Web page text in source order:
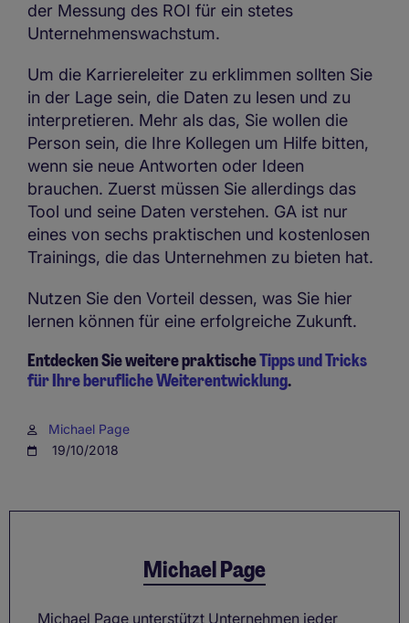
der Messung des ROI für ein stetes
Unternehmenswachstum.
Um die Karriereleiter zu erklimmen sollten Sie
in der Lage sein, die Daten zu lesen und zu
interpretieren. Mehr als das, Sie wollen die
Person sein, die Ihre Kollegen um Hilfe bitten,
wenn sie neue Antworten oder Ideen
brauchen. Zuerst müssen Sie allerdings das
Tool und seine Daten verstehen. GA ist nur
eines von sechs praktischen und kostenlosen
Trainings, die das Unternehmen zu bieten hat.
Nutzen Sie den Vorteil dessen, was Sie hier
lernen können für eine erfolgreiche Zukunft.
Entdecken Sie weitere praktischeTipps und Tricks
für Ihre berufliche Weiterentwicklung.
Michael Page
19/10/2018
Michael Page
Michael Page unterstützt Unternehmen jeder